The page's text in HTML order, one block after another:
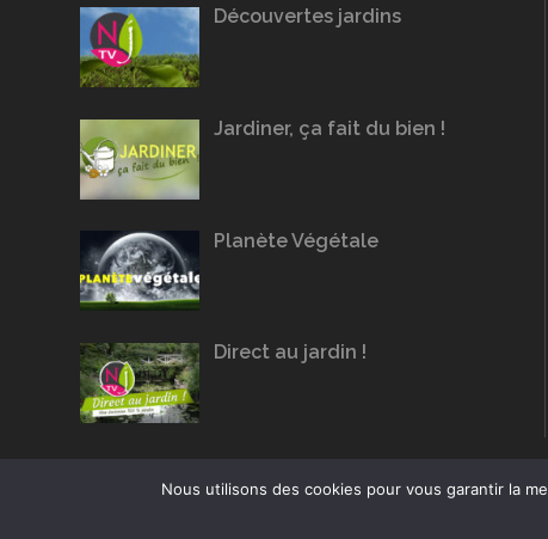
Découvertes jardins
Jardiner, ça fait du bien !
Planète Végétale
Direct au jardin !
Nous utilisons des cookies pour vous garantir la